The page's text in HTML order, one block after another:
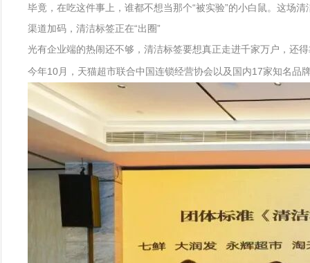
毕竟，在吃这件事上，谁都不想当那个“被实验”的小白鼠。这场
渠道加码，清洁标签正在“出圈”
光有企业端的热闹还不够，清洁标签要想真正走进千家万户，还
今年10月，天猫超市联合中国连锁经营协会以及国内17家知名品